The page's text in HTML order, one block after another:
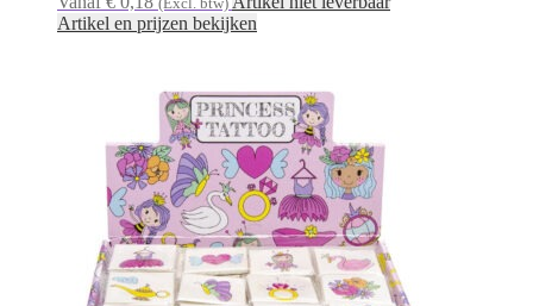
Artikel en prijzen bekijken